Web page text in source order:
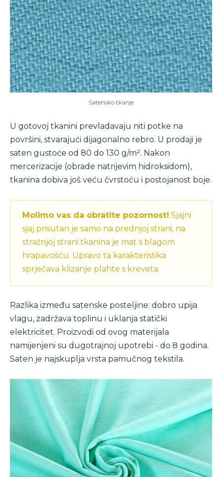
Satensko tkanje
U gotovoj tkanini prevladavaju niti potke na
površini, stvarajući dijagonalno rebro. U prodaji je
saten gustoće od 80 do 130 g/m². Nakon
mercerizacije (obrade natrijevim hidroksidom),
tkanina dobiva još veću čvrstoću i postojanost boje.
Molimo vas da obratite pozornost! Sjajni
sjaj prisutan je samo na prednjoj strani, na
stražnjoj strani tkanina je mat s blagom
hrapavošću. Upravo ta karakteristika
sprječava klizanje plahte s kreveta.
Razlika između satenske posteljine: dobro upija
vlagu, zadržava toplinu i uklanja statički
elektricitet. Proizvodi od ovog materijala
namijenjeni su dugotrajnoj upotrebi - do 8 godina.
Saten je najskuplja vrsta pamučnog tekstila.